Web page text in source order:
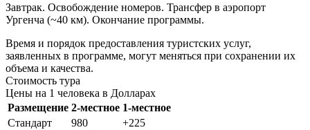
Завтрак. Освобождение номеров. Трансфер в аэропорт
Ургенча (~40 км). Окончание программы.
Время и порядок предоставления туристских услуг,
заявленных в программе, могут меняться при сохранении их
объема и качества.
Стоимость тура
Цены на 1 человека в Долларах
Размещение 2-местное 1-местное
Стандарт
980
+225